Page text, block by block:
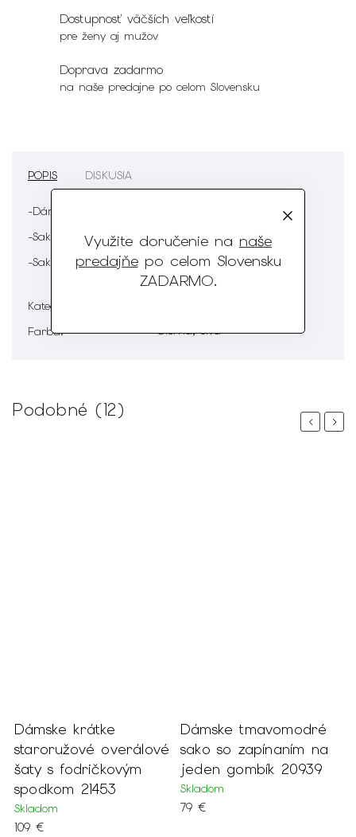
Využite doručenie na naše
predajňepo celom Slovensku
ZADARMO.
Dostupnosť väčších veľkostí
pre ženy aj mužov
Doprava zadarmo
na naše predajne po celom Slovensku
POPIS DISKUSIA
-Dámsky kostým
-Sako a nohavice
-Sako sa zapína na gombíky
Kategória
Farba: Čierna, Sivá
Podobné (12)
Previous
Dámske krátke
staroružové overálové
šaty s fodričkovým
spodkom 21453
Skladom
109 €
Dámske tmavomodré
sako so zapínaním na
jeden gombík 20939
Skladom
79 €
Next